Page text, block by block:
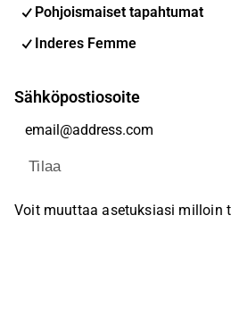
Pohjoismaiset tapahtumat
Inderes Femme
Sähköpostiosoite
Tilaa
Voit muuttaa asetuksiasi milloin